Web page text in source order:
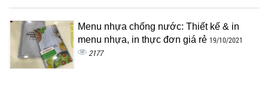
Menu nhựa chống nước: Thiết kế & in
menu nhựa, in thực đơn giá rẻ 19/10/2021
2177